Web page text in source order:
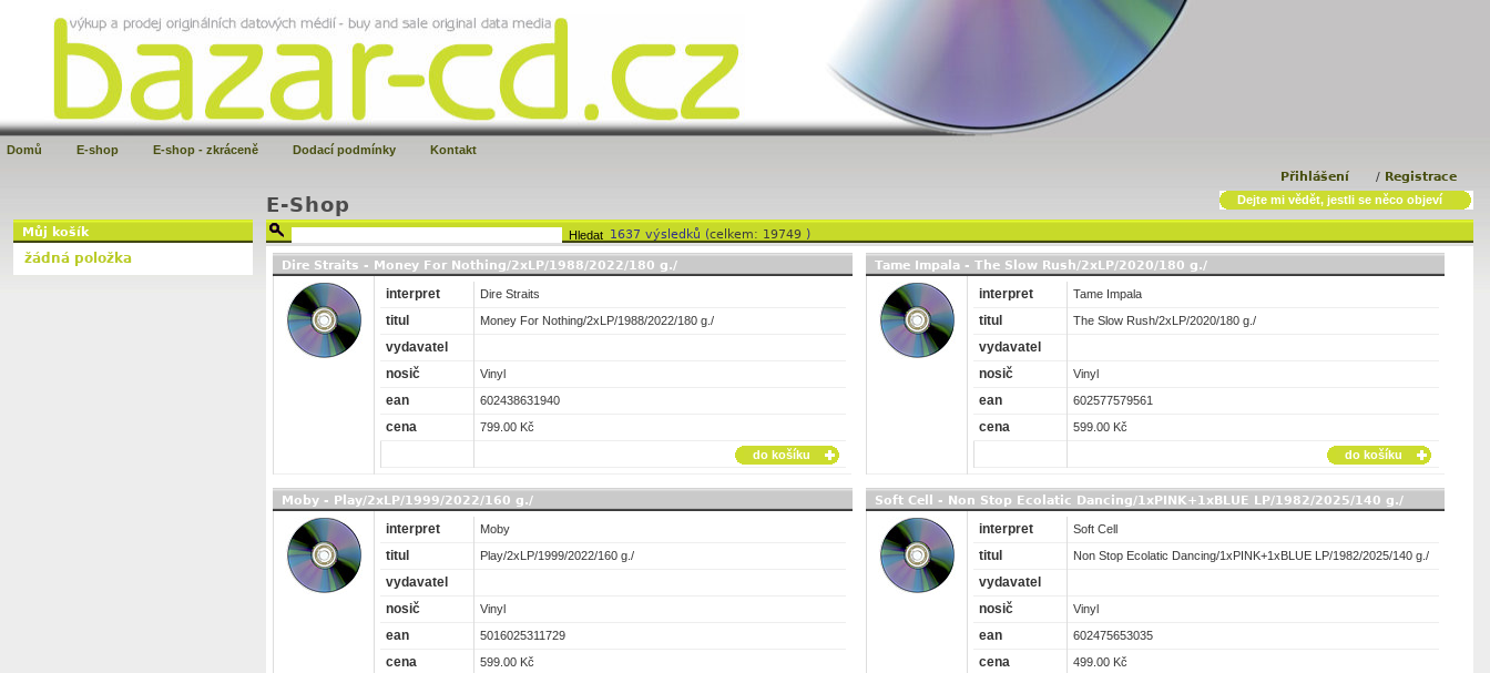
Přihlášení / Registrace
Domů E-shop E-shop - zkráceně Dodací podmínky Kontakt
E-Shop Dejte mi vědět, jestli se něco objeví
1637 výsledků (celkem: 19749 )
Dire Straits - Money For Nothing/2xLP/1988/2022/180 g./
interpret Dire Straits
titul Money For Nothing/2xLP/1988/2022/180 g./
vydavatel
nosič
Vinyl
ean 602438631940
cena 799.00 Kč
do košíku
Tame Impala - The Slow Rush/2xLP/2020/180 g./
interpret Tame Impala
titul The Slow Rush/2xLP/2020/180 g./
vydavatel
nosič
Vinyl
ean 602577579561
cena 599.00 Kč
do košíku
Moby - Play/2xLP/1999/2022/160 g./
interpret Moby
titul Play/2xLP/1999/2022/160 g./
vydavatel
nosič
Vinyl
ean 5016025311729
cena 599.00 Kč
Soft Cell - Non Stop Ecolatic Dancing/1xPINK+1xBLUE LP/1982/2025/140 g./
interpret Soft Cell
titul Non Stop Ecolatic Dancing/1xPINK+1xBLUE LP/1982/2025/140 g./
vydavatel
nosič
Vinyl
ean 602475653035
cena 499.00 Kč
Můj košík
žádná položka